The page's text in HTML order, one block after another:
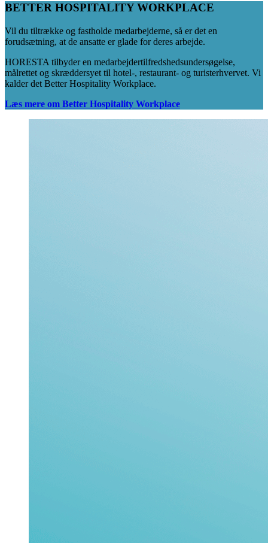
BETTER HOSPITALITY WORKPLACE
Vil du tiltrække og fastholde medarbejderne, så er det en
forudsætning, at de ansatte er glade for deres arbejde.
HORESTA tilbyder en medarbejdertilfredshedsundersøgelse,
målrettet og skræddersyet til hotel-, restaurant- og turisterhvervet. Vi
kalder det Better Hospitality Workplace.
Læs mere om Better Hospitality Workplace